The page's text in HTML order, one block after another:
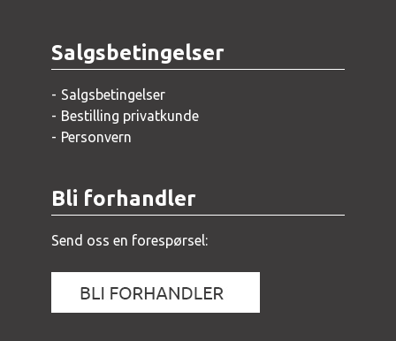
Salgsbetingelser
Salgsbetingelser
Bestilling privatkunde
Personvern
Bli forhandler
Send oss en forespørsel: